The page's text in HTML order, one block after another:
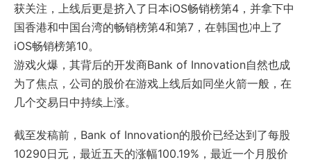
获关注，上线后更是挤入了日本iOS畅销榜第4，并拿下中
国香港和中国台湾的畅销榜第4和第7，在韩国也冲上了
iOS畅销榜第10。
游戏火爆，其背后的开发商Bank of Innovation自然也成
为了焦点，公司的股价在游戏上线后如同坐火箭一般，在
几个交易日中持续上涨。
截至发稿前，Bank of Innovation的股价已经达到了每股
10290日元，最近五天的涨幅100.19%，最近一个月股价